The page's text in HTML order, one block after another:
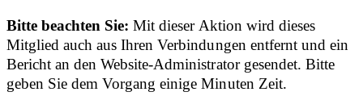
Bitte beachten Sie:Mit dieser Aktion wird dieses
Mitglied auch aus Ihren Verbindungen entfernt und ein
Bericht an den Website-Administrator gesendet. Bitte
geben Sie dem Vorgang einige Minuten Zeit.